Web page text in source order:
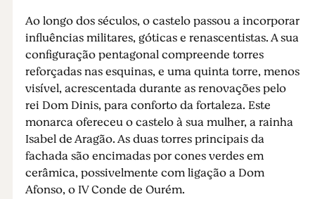
Ao longo dos séculos, o castelo passou a incorporar
influências militares, góticas e renascentistas. A sua
configuração pentagonal compreende torres
reforçadas nas esquinas, e uma quinta torre, menos
visível, acrescentada durante as renovações pelo
rei Dom Dinis, para conforto da fortaleza. Este
monarca ofereceu o castelo à sua mulher, a rainha
Isabel de Aragão. As duas torres principais da
fachada são encimadas por cones verdes em
cerâmica, possivelmente com ligação a Dom
Afonso, o IV Conde de Ourém.